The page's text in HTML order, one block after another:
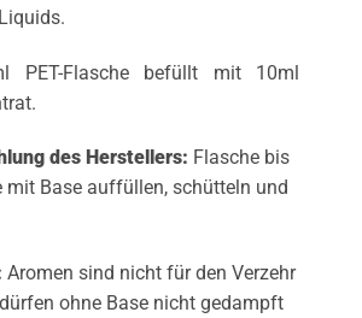
PET-Flasche befüllt mit 10ml
des Herstellers: Flasche bis
mit Base auffüllen, schütteln und
Aromen sind nicht für den Verzehr
ohne Base nicht gedampft